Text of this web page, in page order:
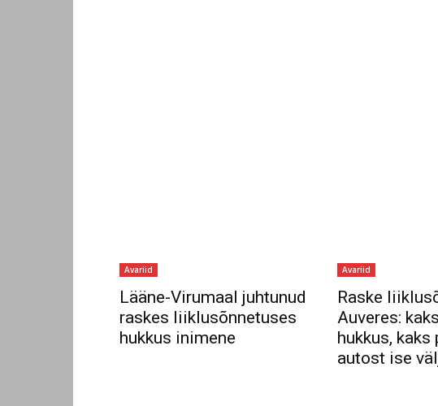
Avariid
Lääne-Virumaal juhtunud
raskes liiklusõnnetuses
hukkus inimene
Avariid
Raske
Auveres:
hukkus, kaks
autost ise